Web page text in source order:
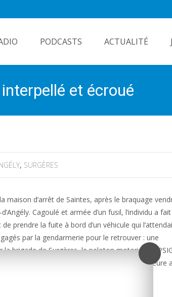
PODCASTS ACTUALITÉ
et écroué
, SURGÈRES
d’arrêt de Saintes, après le braquage
Cagoulé et armée d’un fusil, l’individu a fait
prendre la fuite à bord d’un véhicule qui
par la gendarmerie pour le retrouver : une
brigade de Surgères, le peloton motorisé, le
de La Rochelle. Une jeune femme mineure a